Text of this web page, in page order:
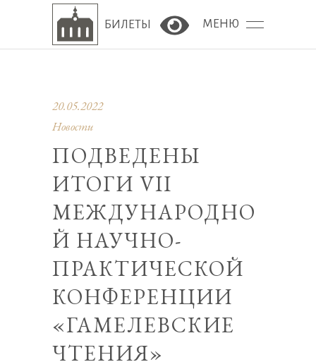
БИЛЕТЫ Версия сайта для
МЕНЮ
20.05.2022
Новости
ПОДВЕДЕНЫ
ИТОГИ VII
МЕЖДУНАРОДНО
Й НАУЧНО-
ПРАКТИЧЕСКОЙ
КОНФЕРЕНЦИИ
«ГАМЕЛЕВСКИЕ
ЧТЕНИЯ»